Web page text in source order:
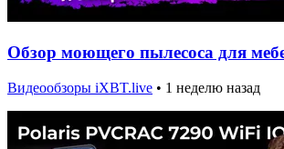
Обзор моющего пылесоса для
Видеообзоры iXBT.live • 1 неделю назад